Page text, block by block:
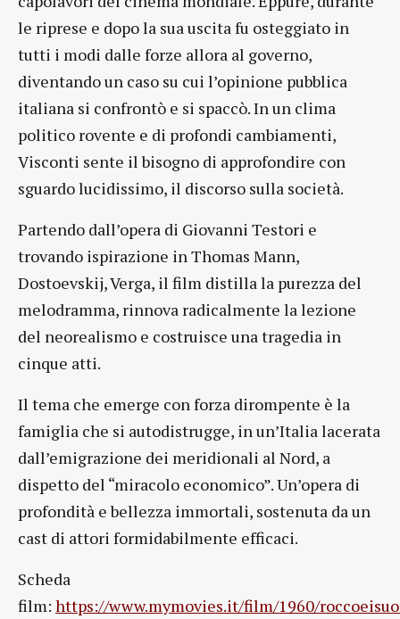
le riprese e dopo la sua uscita fu osteggiato in
tutti i modi dalle forze allora al governo,
diventando un caso su cui l’opinione pubblica
italiana si confrontò e si spaccò. In un clima
politico rovente e di profondi cambiamenti,
Visconti sente il bisogno di approfondire con
sguardo lucidissimo, il discorso sulla società.
Partendo dall’opera di Giovanni Testori e
trovando ispirazione in Thomas Mann,
Dostoevskij, Verga, il film distilla la purezza del
melodramma, rinnova radicalmente la lezione
del neorealismo e costruisce una tragedia in
cinque atti.
Il tema che emerge con forza dirompente è la
famiglia che si autodistrugge, in un’Italia lacerata
dall’emigrazione dei meridionali al Nord, a
dispetto del “miracolo economico”. Un’opera di
profondità e bellezza immortali, sostenuta da un
cast di attori formidabilmente efficaci.
Scheda
film: https://www.mymovies.it/film/1960/